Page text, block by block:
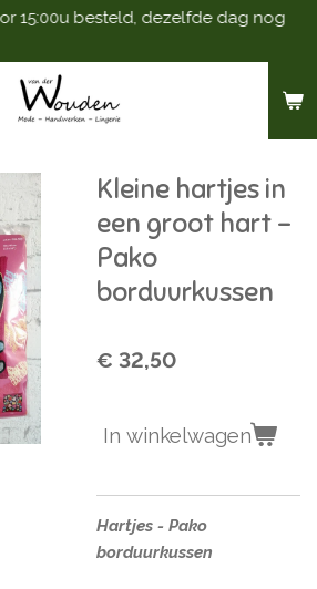
15:00u besteld, dezelfde dag nog
Kleine hartjes in
een groot hart -
Pako
borduurkussen
€ 32,50
In winkelwagen
Hartjes - Pako
borduurkussen